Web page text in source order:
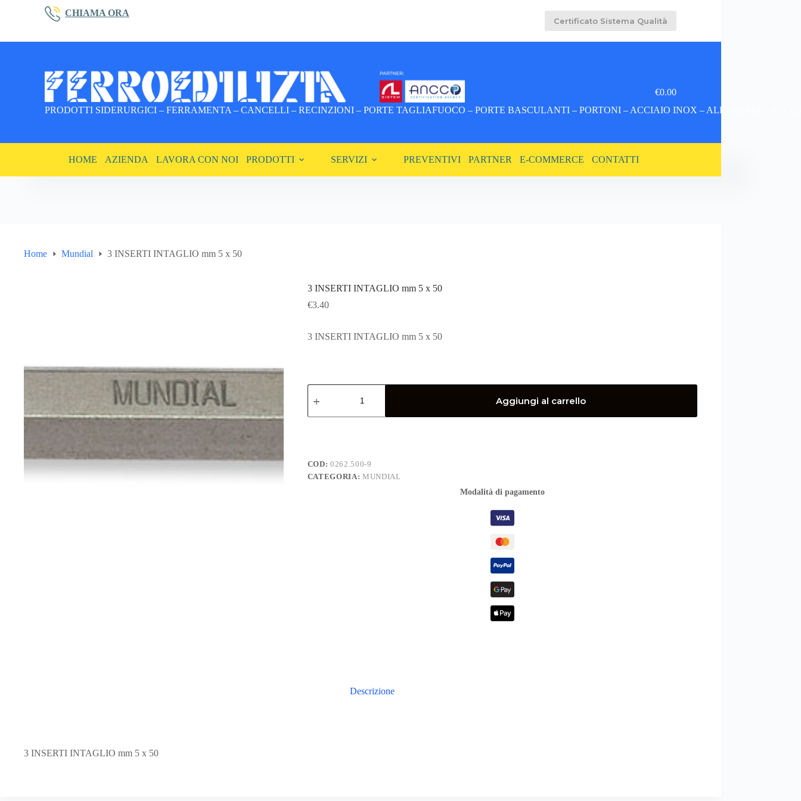
CHIAMA ORA
Certificato Sistema Qualità
PRODOTTI SIDERURGICI – FERRAMENTA – CANCELLI – RECINZIONI – PORTE TAGLIAFUOCO – PORTE BASCULANTI – PORTONI – ACCIAIO INOX – ALLUMINIO –
Carrello
€0.00
HOME AZIENDA LAVORA CON NOI PRODOTTI SERVIZI PREVENTIVI PARTNER E-COMMERCE CONTATTI
Home Mundial 3 INSERTI INTAGLIO mm 5 x 50
3 INSERTI INTAGLIO mm 5 x 50
€3.40
3 INSERTI INTAGLIO mm 5 x 50
3
INSERTI
mm
quantità
Aggiungi al carrello
COD:0262.500-9
CATEGORIA: MUNDIAL
Modalità di pagamento
Descrizione
3 INSERTI INTAGLIO mm 5 x 50